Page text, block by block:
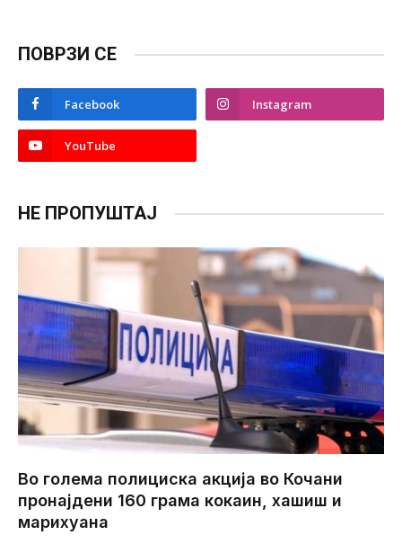
ПОВРЗИ СЕ
Facebook Instagram
YouTube
НЕ ПРОПУШТАЈ
Во голема полициска акција во Кочани
пронајдени 160 грама кокаин, хашиш и
марихуана